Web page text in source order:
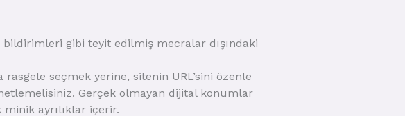
gibi teyit edilmiş mecralar dışındaki
seçmek yerine, sitenin URL’sini özenle
Gerçek olmayan dijital konumlar
ayrılıklar içerir.